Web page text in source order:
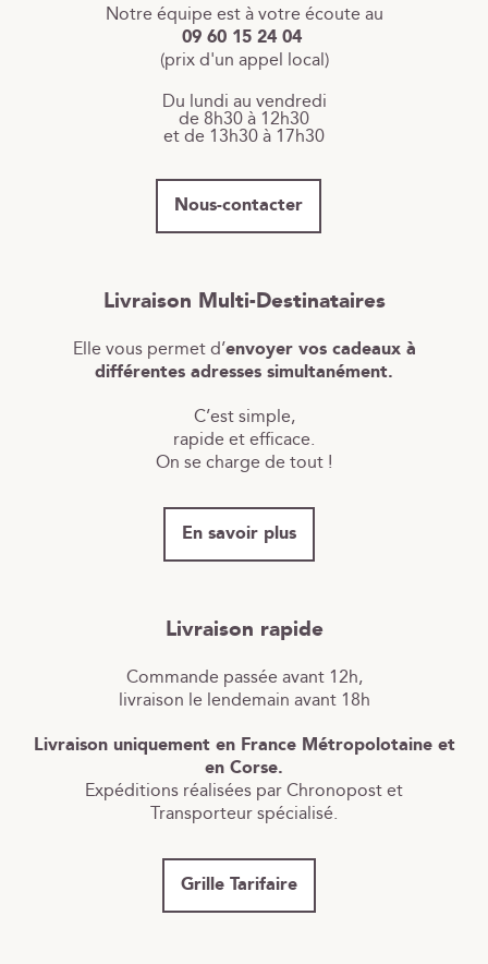
Notre équipe est à votre écoute au
09 60 15 24 04
(prix d'un appel local)
Du lundi au vendredi
de 8h30 à 12h30
et de 13h30 à 17h30
Nous-contacter
Livraison Multi-Destinataires
Elle vous permet d’envoyer vos cadeaux à
différentes adresses simultanément.
C’est simple,
rapide et efficace.
On se charge de tout !
En savoir plus
Livraison rapide
Commande passée avant 12h,
livraison le lendemain avant 18h
Livraison uniquement en France Métropolotaine et
en Corse.
Expéditions réalisées par Chronopost et
Transporteur spécialisé.
Grille Tarifaire